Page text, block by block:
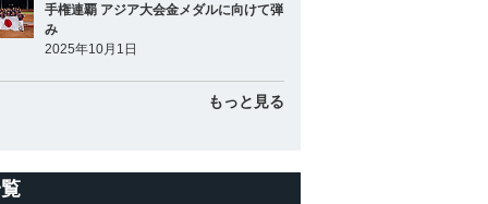
手権連覇 アジア大会金メダルに向けて弾
み
2025年10月1日
もっと見る